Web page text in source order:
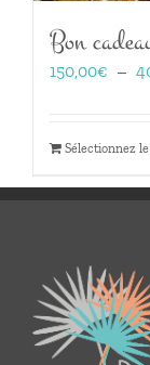
Bon
150,00€ –
Sélectionnez